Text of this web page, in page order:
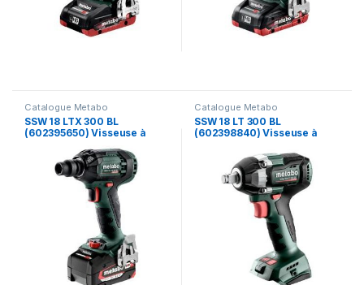
Catalogue Metabo
SSW 18 LTX 300 BL
(602395650) Visseuse à
Catalogue Metabo
SSW 18 LT 300 BL
(602398840) Visseuse à